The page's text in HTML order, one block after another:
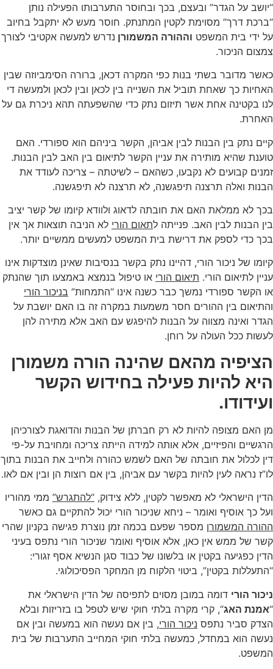
“יושב על הגדר” ובעצם, בכך ובחוסר התערבותו הפעילה נותן
“ברכת דרך” מסוימת לקטין המתנתק. חוסר מעש לא יתקבל בחיוב
על ידי בית המשפט וההורה המשמורן נדרש למעשה אקטיבי לצורך
צמצום הניכור.
כאשר מדובר בשתי בנות כפי המקרה דכאן, ברורה הסימביוזה שבין
האחיות כך שאחת תוביל את השנייה בין לכאן ובין לכאן ולמעשה די
לנו בקטינה אחת אשר תיזום נתק כדי שהשפעתה תהא ניכרת גם על
האחרת.
קיים נתק בין הבנות לבין אביהן, הקשר ביניהם הוא ספורדי. האם
טוענת שהיא מותירה את עניין הקשר לתיאום בין האב לבין הבנות.
זמנים קבועים לא נקבעו, כשהאם – לשיטתה – צריכה לעודד את
הבנות ואלה תרצנה תיפגשנה, לא תרצנה לא תיפגשנה.
בכך לא ממלאת האם את חובתה לדאוג ולוודא קיומו של קשר יציב
בין הבנות לבין האב. פנייתה לתאום הורי לא הניבה תוצאות אך אין
בכך כדי לספק את דרישת בית המשפט למעשים ממשיים יותר.
קיומו של ניכור הורי, דהיינו נתק בקשר בנסיבות שאינן מוצדקות אינו
עניין לתיאום הורי. תיאום הורי או טיפול בנמצא באמצעו תוך שהנתק
או הקשר ספורדי נמשך כבר כשנה אינו “התמחות” בניכור הורי
והתיאום בין ההורים חסר משמעות במקרה זה בו האם יושבת על
הגדר ואינה מצווה על הבנות להיפגש עם האב אלא מתירה להן
לעשות ככל העולה על רוחן.
הציפיה מהאם שהינה הורה משמורן
היא להיות פעילה בחידוש הקשר
ועידודו.
מן האם מצופה להיות לא רק חברתן של הבנות והדואגת לצורכיהן
הרגשיים והפיזיים, אלא אותה למידה הייתה צריכה ומחויבת על-פי
דין לכלול את חובתה של האם לשמש כהורה ולחייב את הבנות בתוך
לו”ז נראה לעין להיות בקשר עם אביהן, בין אם רוצות הן ובין אם לאו.
הדין הישראלי לא מאפשר לקטין, ללא צידוק, “להתגרש” ממי מהוריו
ועל כך אוסיף ואומר – ניחא שניכור הורי יכול להתקיים גם כאשר
ההורה המשמורן מספר שפעם בכמה זמן נוצרת פגישה בקניון שהרי
קשר של ממש אין כאן, אלא אוסיף ואומר שניכור הורי נתפס בעיני
הדין כפגיעה בקטין או בלשונו של כבוד סגן הנשיא אסף זגורי:
“התעללות בקטין”, ביטוי הלקוח מן המחקר הפסיכולוגי.
ניכור הורי דומה במובן מסוים לתפיסה של הדין הישראלי את
“אמנת האג“, קרי מקרה בלתי חוקי שיש לטפל בו בזריזות ובלא
הצדק סביר נתפס ניכור הורי, בין אם נעשה הוא במעשה ובין אם
נעשה הוא במחדל, כמעשה בלתי חוקי המחייב התערבות של בית
המשפט.